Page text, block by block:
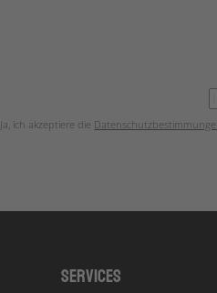
Ja, ich akzeptiere die
Services